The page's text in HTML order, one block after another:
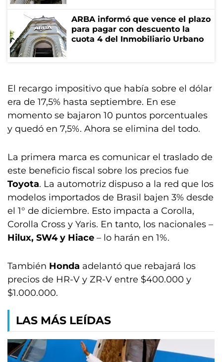
ARBA informó que vence el plazo
para pagar con descuento la
cuota 4 del Inmobiliario Urbano
El recargo impositivo que había sobre el dólar
era de 17,5% hasta septiembre. En ese
momento se bajaron 10 puntos porcentuales
y quedó en 7,5%. Ahora se elimina del todo.
La primera marca es comunicar el traslado de
este beneficio fiscal sobre los precios fue
Toyota. La automotriz dispuso a la red que los
modelos importados de Brasil bajen 3% desde
el 1° de diciembre. Esto impacta a Corolla,
Corolla Cross y Yaris. En tanto, los nacionales –
Hilux, SW4 y Hiace – lo harán en 1%.
También Honda adelantó que rebajará los
precios de HR-V y ZR-V entre $400.000 y
$1.000.000.
LAS MÁS LEÍDAS